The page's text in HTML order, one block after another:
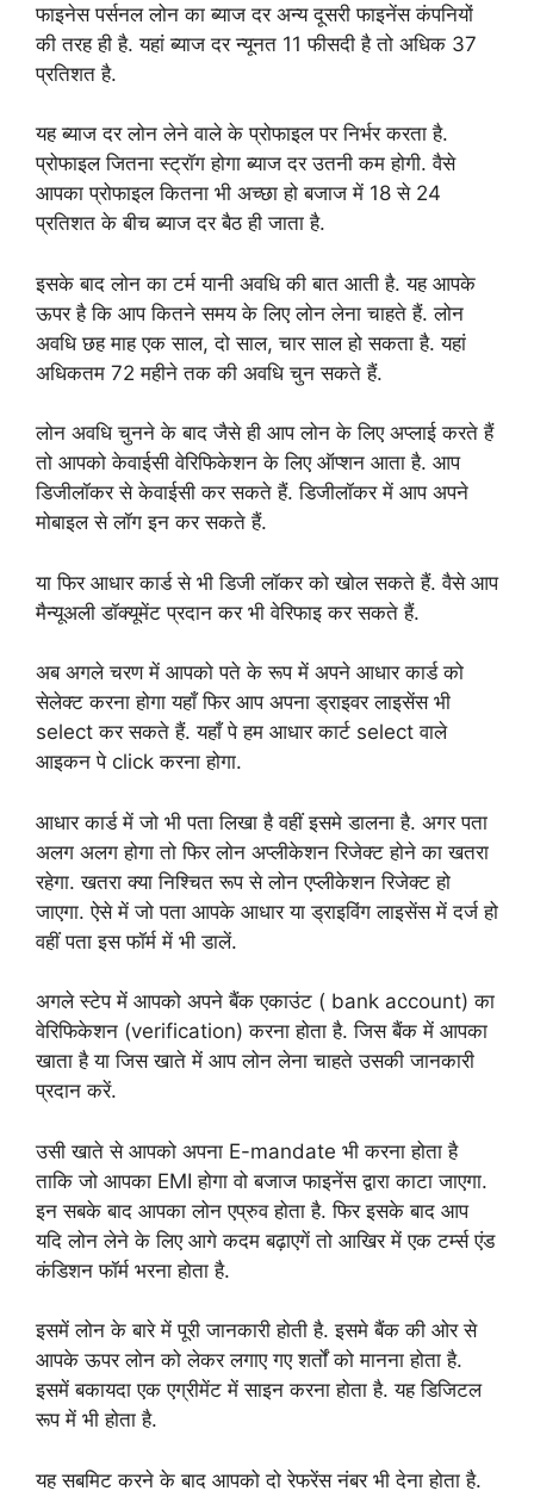
फाइनेस पर्सनल लोन का ब्याज दर अन्य दूसरी फाइनेंस कंपनियों
की तरह ही है. यहां ब्याज दर न्यूनत 11 फीसदी है तो अधिक 37
प्रतिशत है.
यह ब्याज दर लोन लेने वाले के प्रोफाइल पर निर्भर करता है.
प्रोफाइल जितना स्ट्रॉग होगा ब्याज दर उतनी कम होगी. वैसे
आपका प्रोफाइल कितना भी अच्छा हो बजाज में 18 से 24
प्रतिशत के बीच ब्याज दर बैठ ही जाता है.
इसके बाद लोन का टर्म यानी अवधि की बात आती है. यह आपके
ऊपर है कि आप कितने समय के लिए लोन लेना चाहते हैं. लोन
अवधि छह माह एक साल, दो साल, चार साल हो सकता है. यहां
अधिकतम 72 महीने तक की अवधि चुन सकते हैं.
लोन अवधि चुनने के बाद जैसे ही आप लोन के लिए अप्लाई करते हैं
तो आपको केवाईसी वेरिफिकेशन के लिए ऑप्शन आता है. आप
डिजीलॉकर से केवाईसी कर सकते हैं. डिजीलॉकर में आप अपने
मोबाइल से लॉग इन कर सकते हैं.
या फिर आधार कार्ड से भी डिजी लॉकर को खोल सकते हैं. वैसे आप
मैन्यूअली डॉक्यूमेंट प्रदान कर भी वेरिफाइ कर सकते हैं.
अब अगले चरण में आपको पते के रूप में अपने आधार कार्ड को
सेलेक्ट करना होगा यहाँ फिर आप अपना ड्राइवर लाइसेंस भी
select कर सकते हैं. यहाँ पे हम आधार कार्ट select वाले
आइकन पे click करना होगा.
आधार कार्ड में जो भी पता लिखा है वहीं इसमे डालना है. अगर पता
अलग अलग होगा तो फिर लोन अप्लीकेशन रिजेक्ट होने का खतरा
रहेगा. खतरा क्या निश्चित रूप से लोन एप्लीकेशन रिजेक्ट हो
जाएगा. ऐसे में जो पता आपके आधार या ड्राइविंग लाइसेंस में दर्ज हो
वहीं पता इस फॉर्म में भी डालें.
अगले स्टेप में आपको अपने बैंक एकाउंट ( bank account) का
वेरिफिकेशन (verification) करना होता है. जिस बैंक में आपका
खाता है या जिस खाते में आप लोन लेना चाहते उसकी जानकारी
प्रदान करें.
उसी खाते से आपको अपना E-mandate भी करना होता है
ताकि जो आपका EMI होगा वो बजाज फाइनेंस द्वारा काटा जाएगा.
इन सबके बाद आपका लोन एप्रुव होता है. फिर इसके बाद आप
यदि लोन लेने के लिए आगे कदम बढ़ाएगें तो आखिर में एक टर्म्स एंड
कंडिशन फॉर्म भरना होता है.
इसमें लोन के बारे में पूरी जानकारी होती है. इसमे बैंक की ओर से
आपके ऊपर लोन को लेकर लगाए गए शर्तों को मानना होता है.
इसमें बकायदा एक एग्रीमेंट में साइन करना होता है. यह डिजिटल
रूप में भी होता है.
यह सबमिट करने के बाद आपको दो रेफरेंस नंबर भी देना होता है.